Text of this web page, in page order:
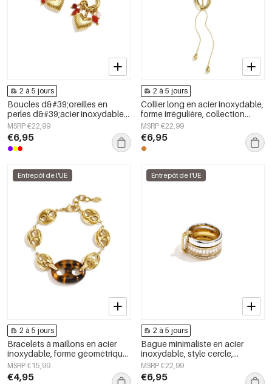
2 à 5 jours
Boucles d&#39;oreilles en
perles d&#39;acier inoxydable
en forme de cœur, collection
Daily Simple, bijoux pour
femmes
MSRP €22,99
€6,95
2 à 5 jours
Collier long en acier inoxydable,
forme irrégulière, collection
Simple Daily Simple, bijoux pour
femmes
MSRP €22,99
€6,95
Entrepôt de l'UE
2 à 5 jours
Bracelets à maillons en acier
inoxydable, forme géométrique,
collection Simple Daily Simple,
bijoux pour femmes
MSRP €15,99
€4,95
Entrepôt de l'UE
2 à 5 jours
Bague minimaliste en acier
inoxydable, style cercle,
collection Daily Simple, bijoux
pour femmes
MSRP €22,99
€6,95